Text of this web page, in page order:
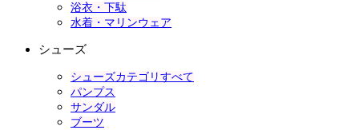
浴衣・下駄
水着・マリンウェア
シューズ
シューズカテゴリすべて
パンプス
サンダル
ブーツ